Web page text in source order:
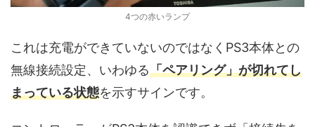
4つの赤いランプ
これは充電ができていないのではなくPS3本体との
無線接続設定、いわゆる「ペアリング」が切れてし
まっている状態を示すサインです。